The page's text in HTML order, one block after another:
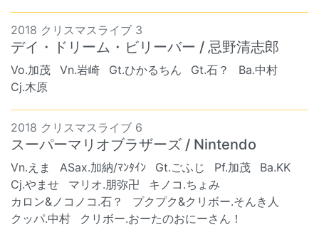
2018 クリスマスライブ 3
デイ・ドリーム・ビリーバー / 忌野清志郎
Vo.加茂 Vn.岩崎 Gt.ひかるちん Gt.石？
Ba.中村
Cj.木原
2018 クリスマスライブ 6
スーパーマリオブラザーズ / Nintendo
Vn.えま ASax.加納/ﾏﾝﾀｲﾝ Gt.ごふじ Pf.加茂
Ba.KK
Cj.やませ
マリオ.朋弥卍
キノコ.ちょみ
カロン&ノコノコ.石？
プクプク&クリボー.そんき人
クッパ.中村
クリボー.おーたのおにーさん！